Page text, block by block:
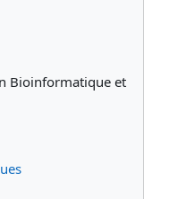
Bioinformatique et